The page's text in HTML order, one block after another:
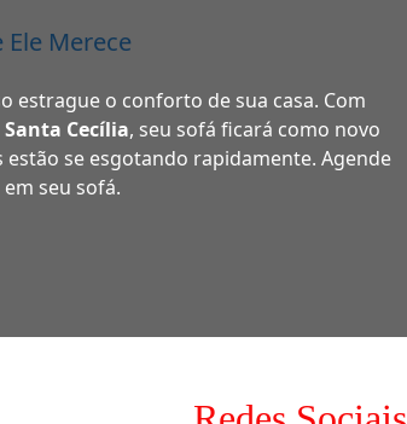
Merece
estrague o conforto de sua casa. Com
Santa Cecília, seu sofá ficará como novo
se esgotando rapidamente. Agende
seu sofá.